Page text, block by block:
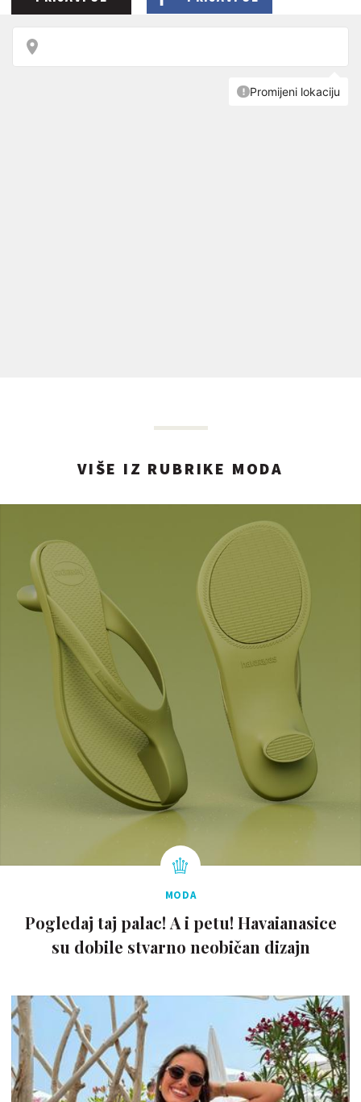
VIŠE IZ RUBRIKE MODA
MODA
Pogledaj taj palac! A i petu! Havaianasice
su dobile stvarno neobičan dizajn